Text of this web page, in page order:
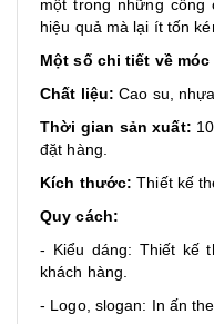
một trong những
hiệu quả mà lại ít tốn
Một số chi tiết về
Chất liệu: Cao su,
Thời gian sản xuất:
đặt hàng.
Kích thước: Thiết kế
Quy cách:
- Kiểu dáng: Thiết kế
khách hàng.
- Logo, slogan: In ấn